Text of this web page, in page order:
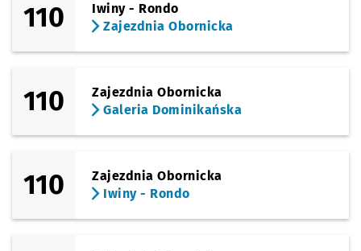
110
Iwiny - Rondo
Zajezdnia Obornicka
110
Zajezdnia Obornicka
Galeria Dominikańska
110
Zajezdnia Obornicka
Iwiny - Rondo